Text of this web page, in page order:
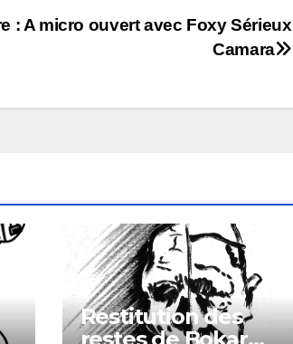
: A micro ouvert avec Foxy Sérieux
Camara
Restitution des